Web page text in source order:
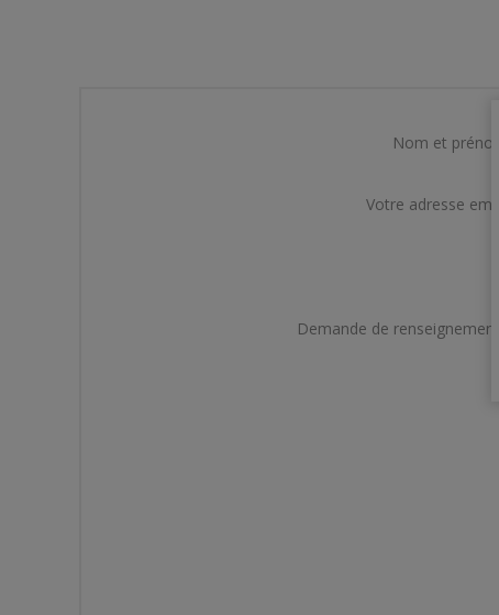
Nom et prénom
Votre adresse email
Demande de renseignements